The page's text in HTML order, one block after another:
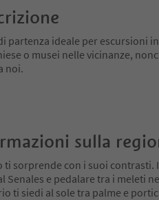
partenza ideale per escursioni
o musei nelle vicinanze,
noi.
sulla
ti sorprende con i suoi
Senales e pedalare tra i meleti
ti siedi al sole tra palme e